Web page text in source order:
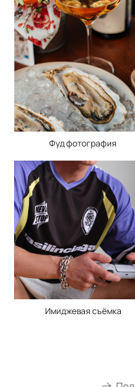
Фуд фотография
Имиджевая съёмка